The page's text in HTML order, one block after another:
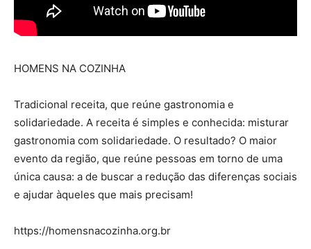
HOMENS NA COZINHA
Tradicional receita, que reúne gastronomia e
solidariedade. A receita é simples e conhecida: misturar
gastronomia com solidariedade. O resultado? O maior
evento da região, que reúne pessoas em torno de uma
única causa: a de buscar a redução das diferenças sociais
e ajudar àqueles que mais precisam!
https://homensnacozinha.org.br